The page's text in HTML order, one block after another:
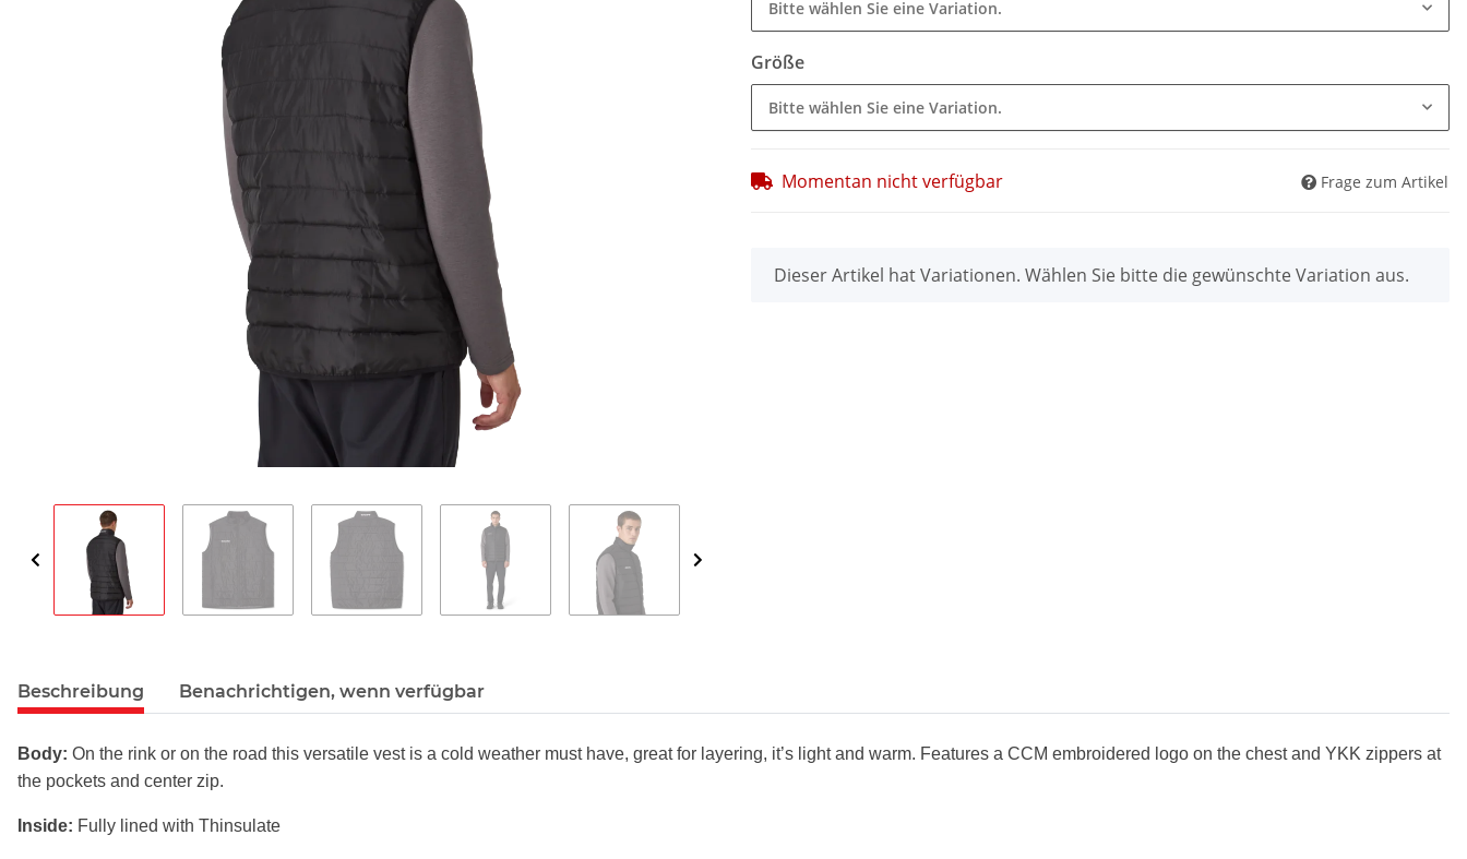
Bitte wählen Sie eine Variation.
Größe
Bitte wählen Sie eine Variation.
Momentan nicht verfügbar Frage zum Artikel
x
Dieser Artikel hat Variationen. Wählen Sie bitte die gewünschte Variation aus.
Beschreibung Benachrichtigen, wenn verfügbar
Body: On the rink or on the road this versatile vest is a cold weather must have, great for layering, it’s light and warm. Features a CCM embroidered logo on the chest and YKK zippers at
the pockets and center zip.
Inside: Fully lined with Thinsulate